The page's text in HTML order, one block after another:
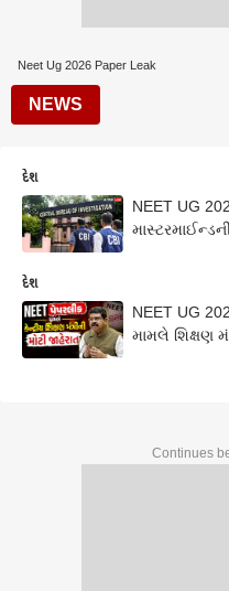
Neet Ug 2026 Paper Leak
NEWS
દેશ
NEET UG
દેશ
NEET UG
મામલે શિક્ષણ
Continues